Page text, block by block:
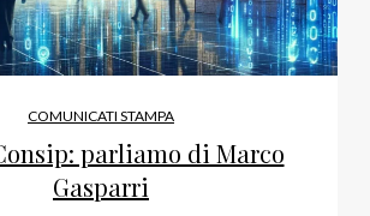
COMUNICATI STAMPA
parliamo di Marco
Gasparri